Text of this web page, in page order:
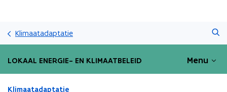
inhoud
gaan
Klimaatadaptatie
LOKAAL ENERGIE- EN KLIMAATBELEID Menu
Gedaan
Klimaatadaptatie